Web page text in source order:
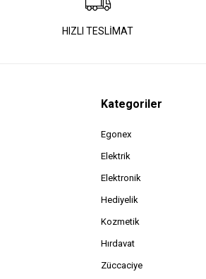
HIZLI TESLİMAT
Kategoriler
Egonex
Elektrik
Elektronik
Hediyelik
Kozmetik
Hırdavat
Züccaciye